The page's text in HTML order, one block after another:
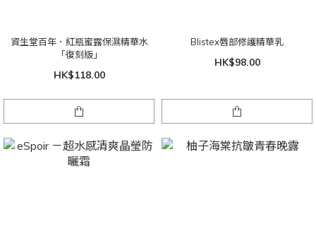
資生堂百年．紅瓶蜜露保濕精華水
「復刻版」
HK$118.00
Blistex唇部修護精華乳
HK$98.00